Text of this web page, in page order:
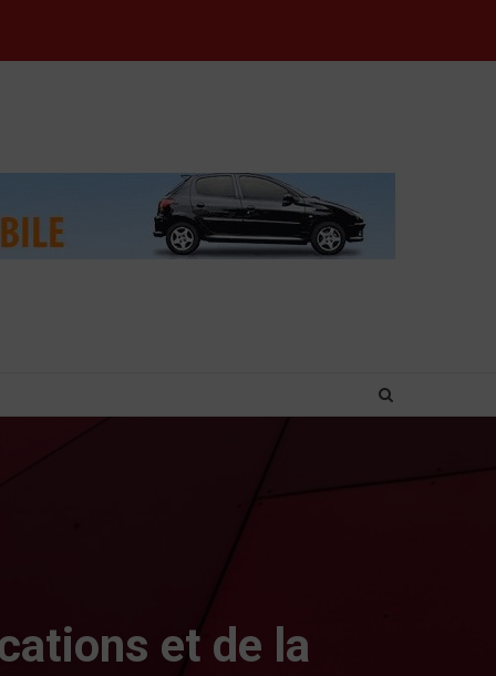
et de la